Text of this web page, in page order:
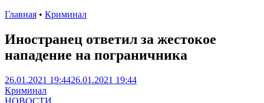
Главная • Криминал
Иностранец ответил за жестокое
нападение на пограничника
26.01.2021 19:4426.01.2021 19:44
Криминал
НОВОСТИ